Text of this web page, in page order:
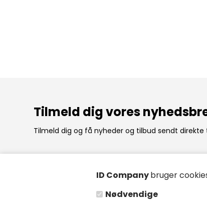
ID Companybruger
Nødvendige
Tilmeld dig vores
Tilmeld dig og få nyheder og tilbud sendt direkte
ID Company ApS